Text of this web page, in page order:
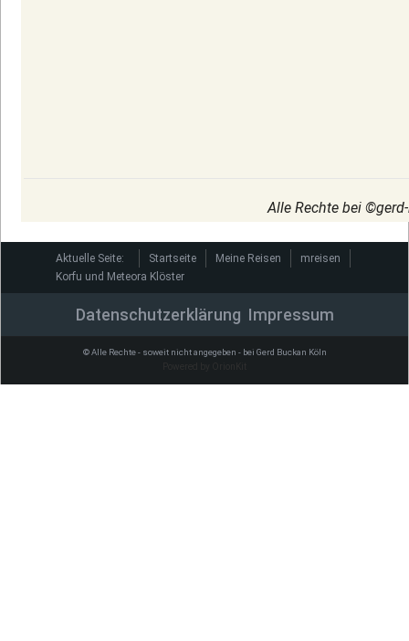
Alle Rechte bei
Aktuelle Seite: Startseite Meine Reisen
mreisen
Korfu und Meteora Klöster
Datenschutzerklärung Impressum
© Alle Rechte - soweit nicht angegeben - bei Gerd Buckan Köln